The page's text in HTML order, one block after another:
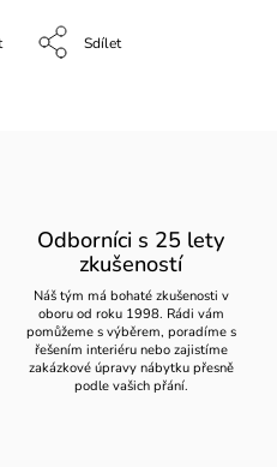
Sdílet
Odborníci s 25 lety
zkušeností
Náš tým má bohaté zkušenosti v
oboru od roku 1998. Rádi vám
pomůžeme s výběrem, poradíme s
řešením interiéru nebo zajistíme
zakázkové úpravy nábytku přesně
podle vašich přání.